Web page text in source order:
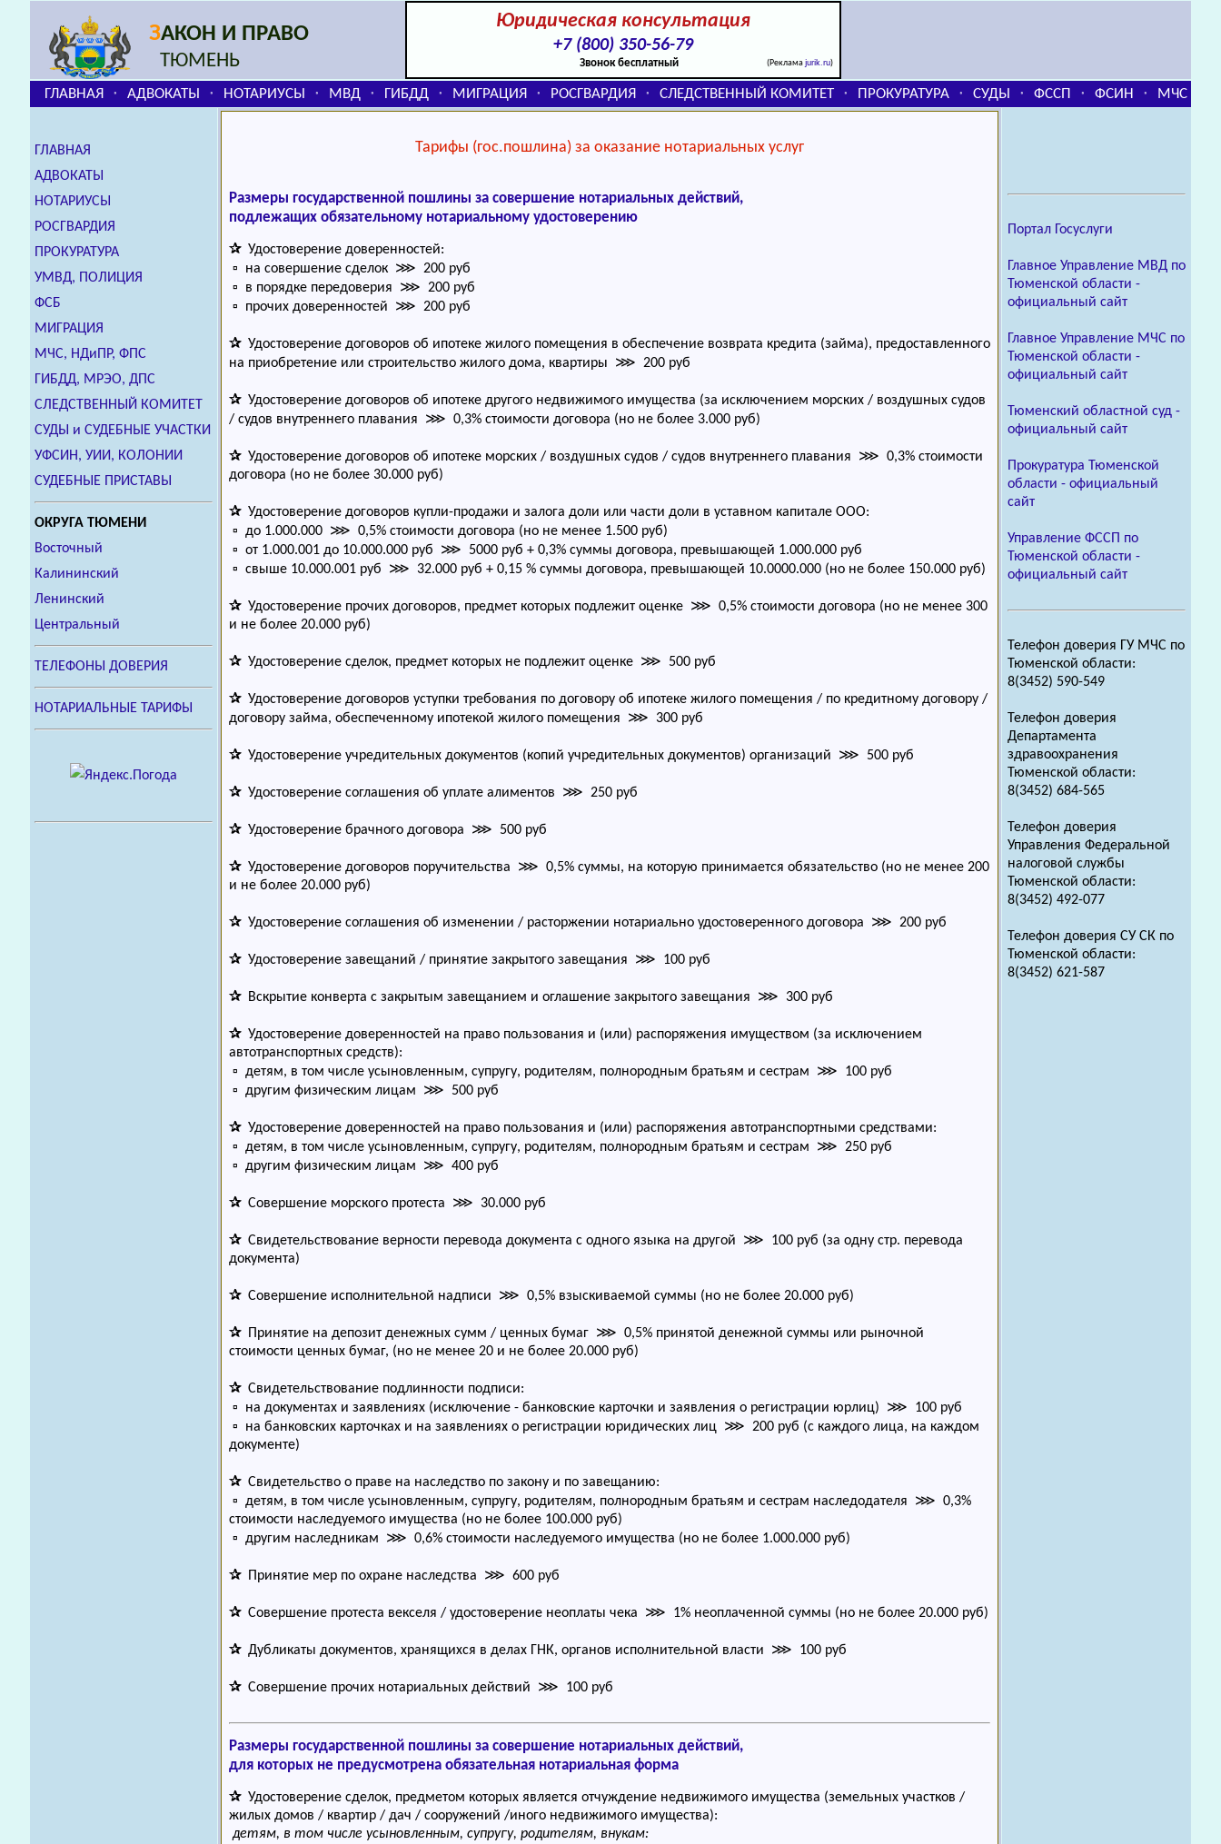
ЗАКОН И ПРАВО
ТЮМЕНЬ
Юридическая консультация
+7 (800) 350-56-79
Звонок бесплатный (Рекламаjurik.ru)
ГЛАВНАЯ ⬞ АДВОКАТЫ ⬞ НОТАРИУСЫ ⬞ МВД ⬞ ГИБДД ⬞ МИГРАЦИЯ ⬞ РОСГВАРДИЯ ⬞ СЛЕДСТВЕННЫЙ КОМИТЕТ ⬞ ПРОКУРАТУРА ⬞ СУДЫ ⬞ ФССП ⬞ ФСИН ⬞ МЧС
ГЛАВНАЯ
АДВОКАТЫ
НОТАРИУСЫ
РОСГВАРДИЯ
ПРОКУРАТУРА
УМВД, ПОЛИЦИЯ
ФСБ
МИГРАЦИЯ
МЧС, НДиПР, ФПС
ГИБДД, МРЭО, ДПС
СЛЕДСТВЕННЫЙ КОМИТЕТ
СУДЫ и СУДЕБНЫЕ УЧАСТКИ
УФСИН, УИИ, КОЛОНИИ
СУДЕБНЫЕ ПРИСТАВЫ
ОКРУГА ТЮМЕНИ
Восточный
Калининский
Ленинский
Центральный
ТЕЛЕФОНЫ ДОВЕРИЯ
НОТАРИАЛЬНЫЕ ТАРИФЫ
Тарифы (гос.пошлина) за оказание нотариальных услуг
Размеры государственной пошлины за совершение нотариальных действий,
подлежащих обязательному нотариальному удостоверению
✰Удостоверение доверенностей:
▫ на совершение сделок ⋙ 200 руб
▫ в порядке передоверия ⋙ 200 руб
▫ прочих доверенностей ⋙ 200 руб
✰Удостоверение договоров об ипотеке жилого помещения в обеспечение возврата кредита (займа), предоставленного
на приобретение или строительство жилого дома, квартиры ⋙ 200 руб
✰Удостоверение договоров об ипотеке другого недвижимого имущества (за исключением морских / воздушных судов
/ судов внутреннего плавания ⋙ 0,3% стоимости договора (но не более 3.000 руб)
✰Удостоверение договоров об ипотеке морских / воздушных судов / судов внутреннего плавания ⋙ 0,3% стоимости
договора (но не более 30.000 руб)
✰Удостоверение договоров купли-продажи и залога доли или части доли в уставном капитале ООО:
▫ до 1.000.000 ⋙ 0,5% стоимости договора (но не менее 1.500 руб)
▫ от 1.000.001 до 10.000.000 руб ⋙ 5000 руб + 0,3% суммы договора, превышающей 1.000.000 руб
▫ свыше 10.000.001 руб ⋙ 32.000 руб + 0,15 % суммы договора, превышающей 10.0000.000 (но не более 150.000 руб)
✰Удостоверение прочих договоров, предмет которых подлежит оценке ⋙ 0,5% стоимости договора (но не менее 300
и не более 20.000 руб)
✰Удостоверение сделок, предмет которых не подлежит оценке ⋙ 500 руб
✰Удостоверение договоров уступки требования по договору об ипотеке жилого помещения / по кредитному договору /
договору займа, обеспеченному ипотекой жилого помещения ⋙ 300 руб
✰Удостоверение учредительных документов (копий учредительных документов) организаций ⋙ 500 руб
✰Удостоверение соглашения об уплате алиментов ⋙ 250 руб
✰Удостоверение брачного договора ⋙ 500 руб
✰Удостоверение договоров поручительства ⋙ 0,5% суммы, на которую принимается обязательство (но не менее 200
и не более 20.000 руб)
✰Удостоверение соглашения об изменении / расторжении нотариально удостоверенного договора ⋙ 200 руб
✰Удостоверение завещаний / принятие закрытого завещания ⋙ 100 руб
✰Вскрытие конверта с закрытым завещанием и оглашение закрытого завещания ⋙ 300 руб
✰Удостоверение доверенностей на право пользования и (или) распоряжения имуществом (за исключением
автотранспортных средств):
▫ детям, в том числе усыновленным, супругу, родителям, полнородным братьям и сестрам ⋙ 100 руб
▫ другим физическим лицам ⋙ 500 руб
✰Удостоверение доверенностей на право пользования и (или) распоряжения автотранспортными средствами:
▫ детям, в том числе усыновленным, супругу, родителям, полнородным братьям и сестрам ⋙ 250 руб
▫ другим физическим лицам ⋙ 400 руб
✰Совершение морского протеста ⋙ 30.000 руб
✰Свидетельствование верности перевода документа с одного языка на другой ⋙ 100 руб (за одну стр. перевода
документа)
✰Совершение исполнительной надписи ⋙ 0,5% взыскиваемой суммы (но не более 20.000 руб)
✰Принятие на депозит денежных сумм / ценных бумаг ⋙ 0,5% принятой денежной суммы или рыночной
стоимости ценных бумаг, (но не менее 20 и не более 20.000 руб)
✰Свидетельствование подлинности подписи:
▫ на документах и заявлениях (исключение - банковские карточки и заявления о регистрации юрлиц) ⋙ 100 руб
▫ на банковских карточках и на заявлениях о регистрации юридических лиц ⋙ 200 руб (с каждого лица, на каждом
документе)
✰Свидетельство о праве на наследство по закону и по завещанию:
▫ детям, в том числе усыновленным, супругу, родителям, полнородным братьям и сестрам наследодателя ⋙ 0,3%
стоимости наследуемого имущества (но не более 100.000 руб)
▫ другим наследникам ⋙ 0,6% стоимости наследуемого имущества (но не более 1.000.000 руб)
✰Принятие мер по охране наследства ⋙ 600 руб
✰Совершение протеста векселя / удостоверение неоплаты чека ⋙ 1% неоплаченной суммы (но не более 20.000 руб)
✰Дубликаты документов, хранящихся в делах ГНК, органов исполнительной власти ⋙ 100 руб
✰Совершение прочих нотариальных действий ⋙ 100 руб
Размеры государственной пошлины за совершение нотариальных действий,
для которых не предусмотрена обязательная нотариальная форма
✰Удостоверение сделок, предметом которых является отчуждение недвижимого имущества (земельных участков /
жилых домов / квартир / дач / сооружений /иного недвижимого имущества):
детям, в том числе усыновленным, супругу, родителям, внукам:
Портал Госуслуги
Главное Управление МВД по
Тюменской области -
официальный сайт
Главное Управление МЧС по
Тюменской области -
официальный сайт
Тюменский областной суд -
официальный сайт
Прокуратура Тюменской
области - официальный
сайт
Управление ФССП по
Тюменской области -
официальный сайт
Телефон доверия ГУ МЧС по
Тюменской области:
8(3452) 590-549
Телефон доверия
Департамента
здравоохранения
Тюменской области:
8(3452) 684-565
Телефон доверия
Управления Федеральной
налоговой службы
Тюменской области:
8(3452) 492-077
Телефон доверия СУ СК по
Тюменской области:
8(3452) 621-587